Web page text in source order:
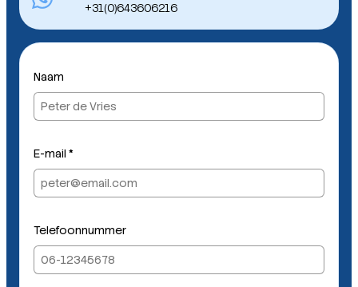
+31(0)643606216
Naam
N
a
a
T
e
E-mail *
Telefoonnummer